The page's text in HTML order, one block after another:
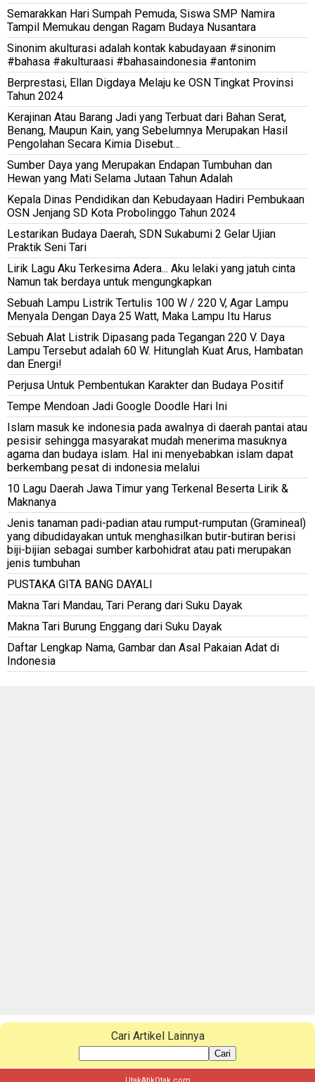
Semarakkan Hari Sumpah Pemuda, Siswa SMP Namira
Tampil Memukau dengan Ragam Budaya Nusantara
Sinonim akulturasi adalah kontak kabudayaan #sinonim
#bahasa #akulturaasi #bahasaindonesia #antonim
Berprestasi, Ellan Digdaya Melaju ke OSN Tingkat Provinsi
Tahun 2024
Kerajinan Atau Barang Jadi yang Terbuat dari Bahan Serat,
Benang, Maupun Kain, yang Sebelumnya Merupakan Hasil
Pengolahan Secara Kimia Disebut…
Sumber Daya yang Merupakan Endapan Tumbuhan dan
Hewan yang Mati Selama Jutaan Tahun Adalah
Kepala Dinas Pendidikan dan Kebudayaan Hadiri Pembukaan
OSN Jenjang SD Kota Probolinggo Tahun 2024
Lestarikan Budaya Daerah, SDN Sukabumi 2 Gelar Ujian
Praktik Seni Tari
Lirik Lagu Aku Terkesima Adera... Aku lelaki yang jatuh cinta
Namun tak berdaya untuk mengungkapkan
Sebuah Lampu Listrik Tertulis 100 W / 220 V, Agar Lampu
Menyala Dengan Daya 25 Watt, Maka Lampu Itu Harus
Sebuah Alat Listrik Dipasang pada Tegangan 220 V. Daya
Lampu Tersebut adalah 60 W. Hitunglah Kuat Arus, Hambatan
dan Energi!
Perjusa Untuk Pembentukan Karakter dan Budaya Positif
Tempe Mendoan Jadi Google Doodle Hari Ini
Islam masuk ke indonesia pada awalnya di daerah pantai atau
pesisir sehingga masyarakat mudah menerima masuknya
agama dan budaya islam. Hal ini menyebabkan islam dapat
berkembang pesat di indonesia melalui
10 Lagu Daerah Jawa Timur yang Terkenal Beserta Lirik &
Maknanya
Jenis tanaman padi-padian atau rumput-rumputan (Gramineal)
yang dibudidayakan untuk menghasilkan butir-butiran berisi
biji-bijian sebagai sumber karbohidrat atau pati merupakan
jenis tumbuhan
PUSTAKA GITA BANG DAYALI
Makna Tari Mandau, Tari Perang dari Suku Dayak
Makna Tari Burung Enggang dari Suku Dayak
Daftar Lengkap Nama, Gambar dan Asal Pakaian Adat di
Indonesia
Cari Artikel Lainnya
Cari